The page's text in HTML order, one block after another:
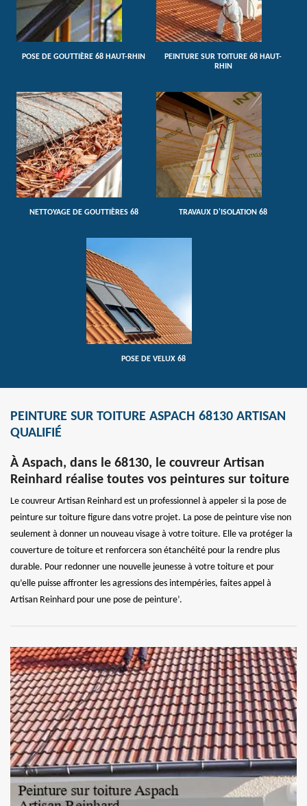
POSE DE GOUTTIÈRE 68 HAUT-RHIN
PEINTURE SUR TOITURE 68 HAUT-
RHIN
NETTOYAGE DE GOUTTIÈRES 68 TRAVAUX D'ISOLATION 68
POSE DE VELUX 68
PEINTURE SUR TOITURE ASPACH 68130 ARTISAN
QUALIFIÉ
À Aspach, dans le 68130, le couvreur Artisan
Reinhard réalise toutes vos peintures sur toiture
Le couvreur Artisan Reinhard est un professionnel à appeler si la pose de
peinture sur toiture figure dans votre projet. La pose de peinture vise non
seulement à donner un nouveau visage à votre toiture. Elle va protéger la
couverture de toiture et renforcera son étanchéité pour la rendre plus
durable. Pour redonner une nouvelle jeunesse à votre toiture et pour
qu’elle puisse affronter les agressions des intempéries, faites appel à
Artisan Reinhard pour une pose de peinture’.